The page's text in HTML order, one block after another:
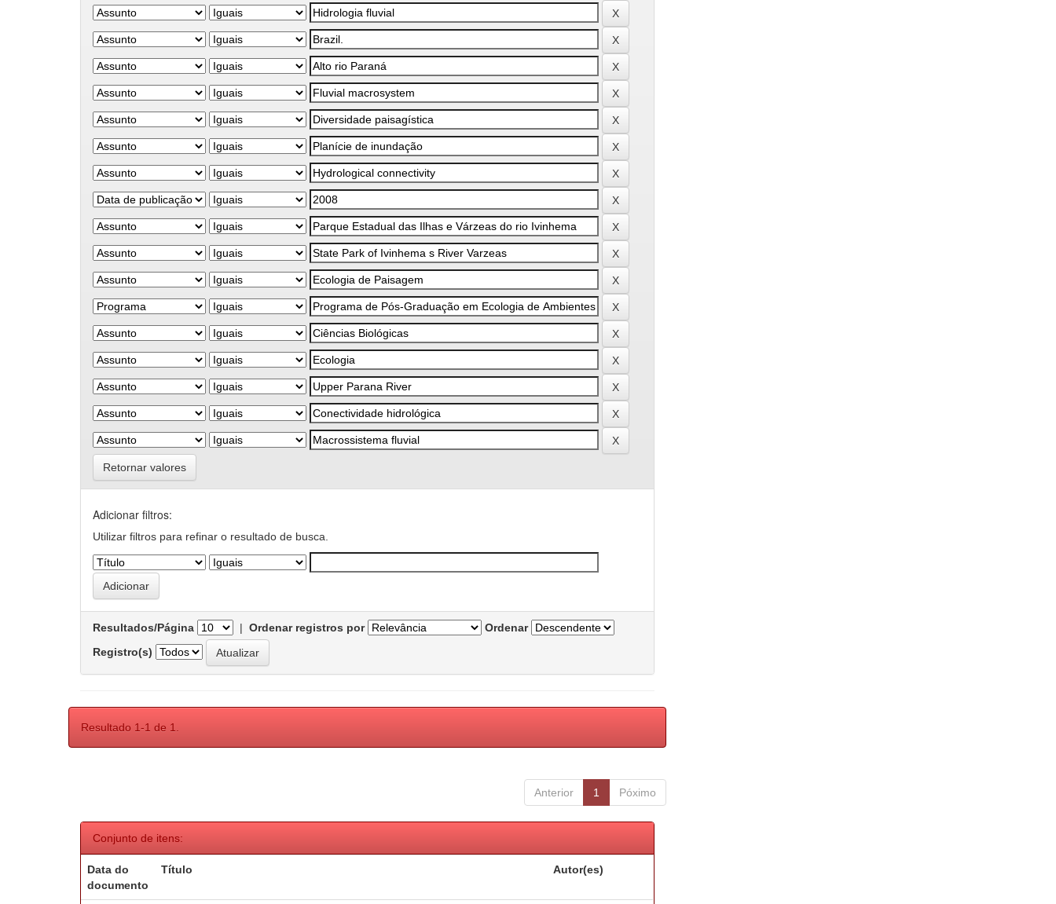
Retornar valores
Adicionar filtros:
Utilizar filtros para refinar o resultado de busca.
Resultados/Página | Ordenar registros por
Ordenar
Registro(s)
Resultado 1-1 de 1.
Anterior 1 Póximo
Conjunto de itens:
Data do
documento
Título Autor(es)